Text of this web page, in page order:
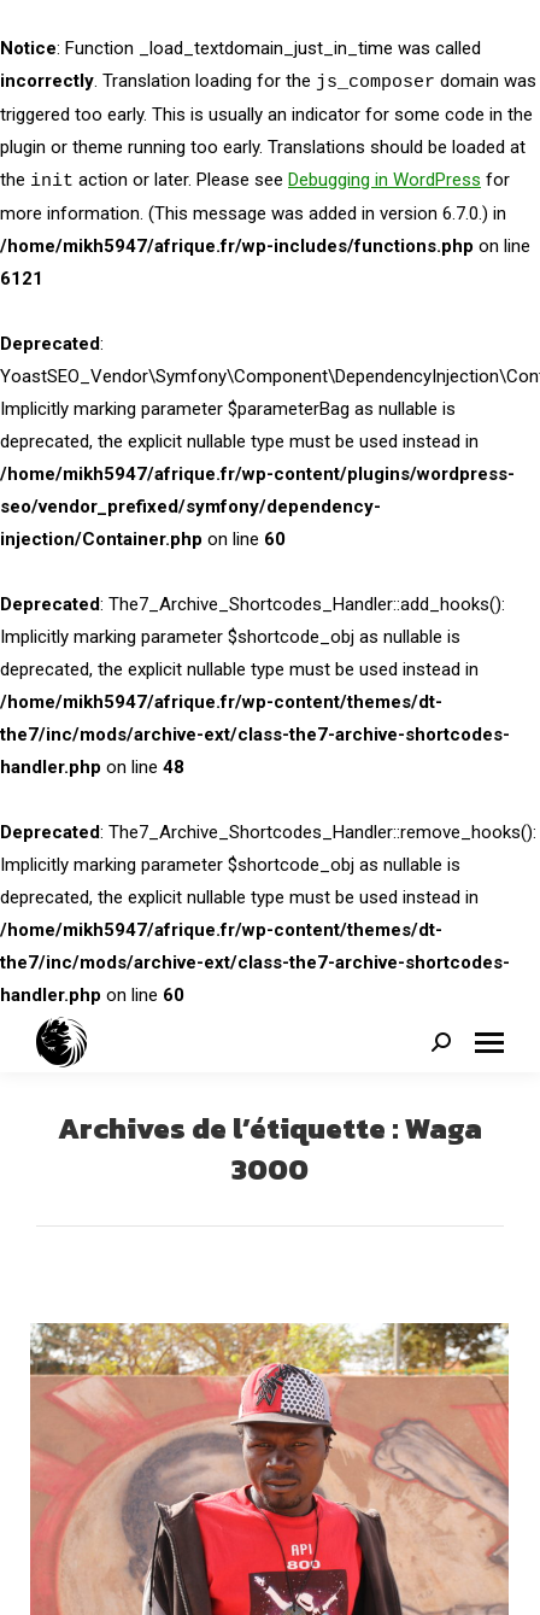
Notice: Function _load_textdomain_just_in_time was called
incorrectly. Translation loading for the js_composer domain was
triggered too early. This is usually an indicator for some code in the
plugin or theme running too early. Translations should be loaded at
the init action or later. Please see Debugging in WordPress for
more information. (This message was added in version 6.7.0.) in
/home/mikh5947/afrique.fr/wp-includes/functions.php on line
6121
Deprecated:
Implicitly marking parameter $parameterBag as nullable is
deprecated, the explicit nullable type must be used instead in
/home/mikh5947/afrique.fr/wp-content/plugins/wordpress-
seo/vendor_prefixed/symfony/dependency-
injection/Container.php on line 60
Deprecated: The7_Archive_Shortcodes_Handler::add_hooks():
Implicitly marking parameter $shortcode_obj as nullable is
deprecated, the explicit nullable type must be used instead in
/home/mikh5947/afrique.fr/wp-content/themes/dt-
the7/inc/mods/archive-ext/class-the7-archive-shortcodes-
handler.php on line 48
Deprecated: The7_Archive_Shortcodes_Handler::remove_hooks():
Implicitly marking parameter $shortcode_obj as nullable is
deprecated, the explicit nullable type must be used instead in
/home/mikh5947/afrique.fr/wp-content/themes/dt-
the7/inc/mods/archive-ext/class-the7-archive-shortcodes-
handler.php on line 60
Search:
Archives de l’étiquette :Waga
3000